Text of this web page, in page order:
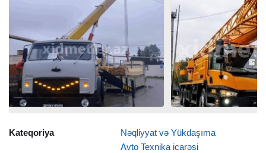
Kateqoriya
Nəqliyyat və Yükdaşıma
Avto Texnika icarəsi